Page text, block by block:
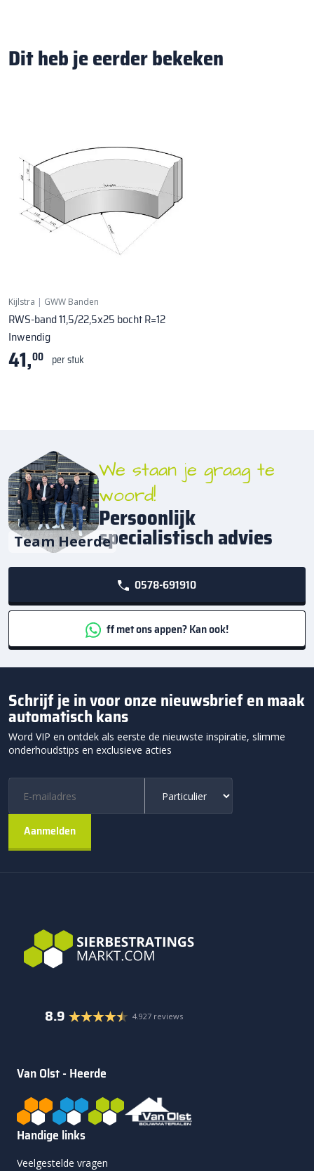
Dit heb je eerder bekeken
Kijlstra | GWW Banden
RWS-band 11,5/22,5x25 bocht R=12
Inwendig
41,00 per stuk
Team Heerde
We staan je graag te
woord!
Persoonlijk
specialistisch advies
0578-691910
ff met ons appen? Kan ook!
Schrijf je in voor onze nieuwsbrief en maak
automatisch kans
Word VIP en ontdek als eerste de nieuwste inspiratie, slimme
onderhoudstips en exclusieve acties
8.9 4.927 reviews
Van Olst - Heerde
Handige links
Veelgestelde vragen